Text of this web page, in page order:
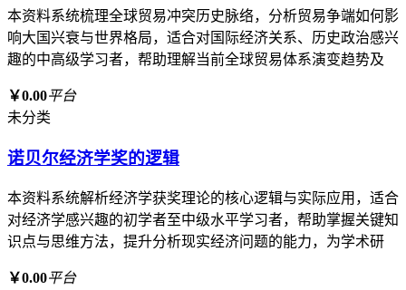
本资料系统梳理全球贸易冲突历史脉络，分析贸易争端如何影
响大国兴衰与世界格局，适合对国际经济关系、历史政治感兴
趣的中高级学习者，帮助理解当前全球贸易体系演变趋势及
￥0.00平台
未分类
诺贝尔经济学奖的逻辑
本资料系统解析经济学获奖理论的核心逻辑与实际应用，适合
对经济学感兴趣的初学者至中级水平学习者，帮助掌握关键知
识点与思维方法，提升分析现实经济问题的能力，为学术研
￥0.00平台